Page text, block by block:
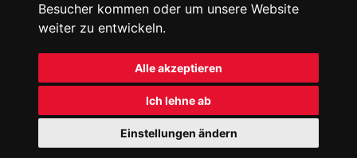
Besucher kommen oder um unsere Website
weiter zu entwickeln.
Alle akzeptieren
Ich lehne ab
Einstellungen ändern